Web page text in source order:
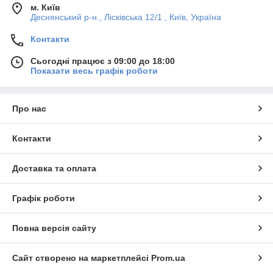
м. Київ
Деснянський р-н., Лісківська 12/1 , Київ, Україна
Контакти
Сьогодні працює з 09:00 до 18:00
Показати весь графік роботи
Про нас
Контакти
Доставка та оплата
Графік роботи
Повна версія сайту
Сайт створено на маркетплейсі Prom.ua